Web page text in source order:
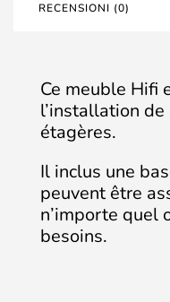
RECENSIONI (0)
Ce meuble Hifi
l’installation
étagères.
Il inclus une
peuvent être
n’importe quel
besoins.